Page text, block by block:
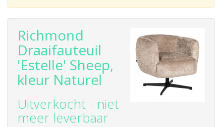
Richmond
Draaifauteuil
'Estelle' Sheep,
kleur Naturel
Uitverkocht - niet
meer leverbaar